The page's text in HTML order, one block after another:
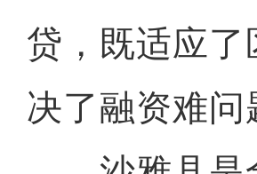
贷，既适应
决了融资难问